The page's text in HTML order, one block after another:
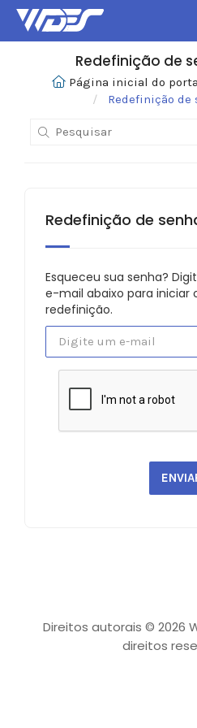
Redefinição de
Página inicial do
Redefinição de
Redefinição de
Esqueceu sua senha?
e-mail abaixo para iniciar
redefinição.
Direitos autorais © 2026
direitos